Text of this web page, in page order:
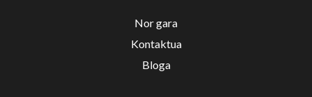
Nor gara
Kontaktua
Bloga